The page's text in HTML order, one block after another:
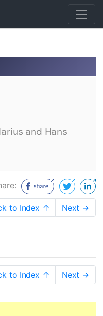
and Hans
to Index ↑ Next →
to Index ↑ Next →